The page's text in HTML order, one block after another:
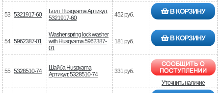
53 5321917-60
Болт Husqvarna Артикул:
5321917-60
452 руб. В КОРЗИНУ
54 5962387-01
Washer spring lock washer
with Husqvarna 5962387-
01
181 руб. В КОРЗИНУ
55 5328510-74
Шайба Husqvarna
Артикул: 5328510-74
331 руб.
Уточнить наличие